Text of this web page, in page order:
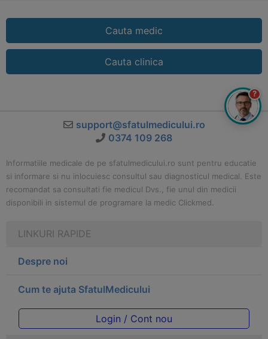
Cauta medic
Cauta clinica
support@sfatulmedicului.ro
0374 109 268
Informatiile medicale de pe sfatulmedicului.ro sunt pentru educatie
si informare si nu inlocuiesc consultul sau diagnosticul medical. Este
recomandat sa consultati fie medicul Dvs., fie unul din medicii
disponibili in sistemul de programare la medic Clickmed.
LINKURI RAPIDE
Despre noi
Cum te ajuta SfatulMedicului
Login / Cont nou
?